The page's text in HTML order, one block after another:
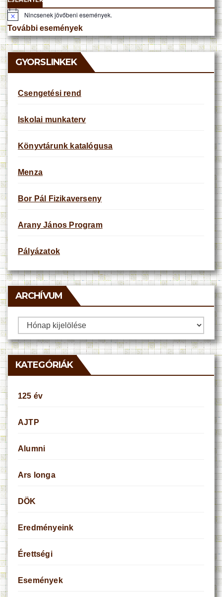
N
o
t
i
c
e
Nincsenek jövőbeni események.
További események
GYORSLINKEK
Csengetési rend
Iskolai munkaterv
Könyvtárunk katalógusa
Menza
Bor Pál Fizikaverseny
Arany János Program
Pályázatok
ARCHÍVUM
Archívum
KATEGÓRIÁK
125 év
AJTP
Alumni
Ars longa
DÖK
Eredményeink
Érettségi
Események